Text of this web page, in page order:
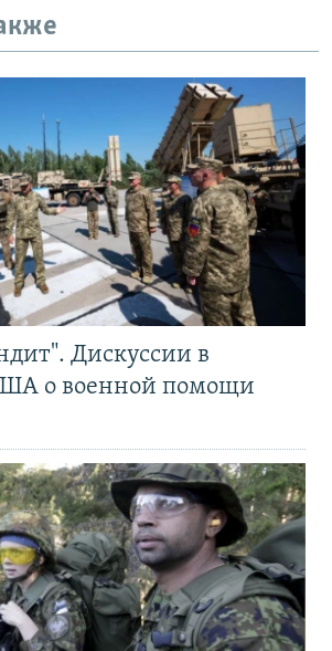
Дискуссии в
о военной помощи